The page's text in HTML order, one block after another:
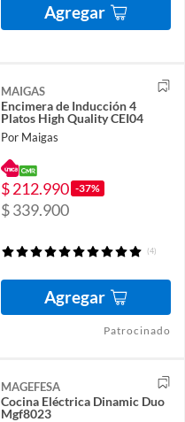
Agregar
MAIGAS
Encimera de Inducción 4
Platos High Quality CEI04
Por Maigas
$ 212.990 -37%
$ 339.900
(4)
Agregar
Patrocinado
MAGEFESA
Cocina Eléctrica Dinamic Duo
Mgf8023